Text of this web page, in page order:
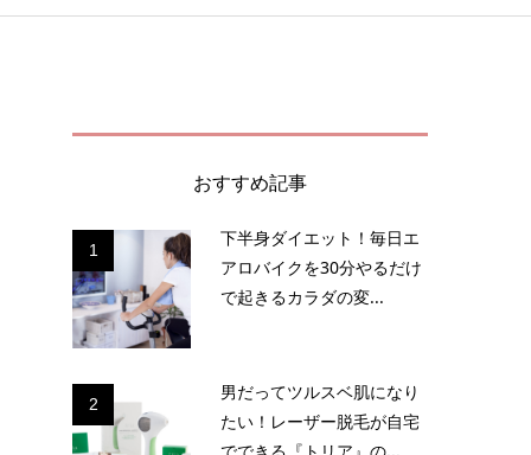
おすすめ記事
1
下半身ダイエット！毎日エ
アロバイクを30分やるだけ
で起きるカラダの変...
2
男だってツルスベ肌になり
たい！レーザー脱毛が自宅